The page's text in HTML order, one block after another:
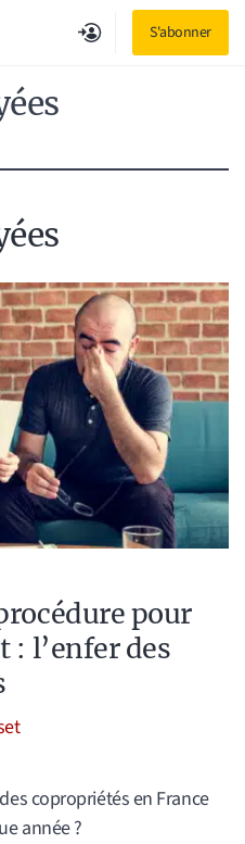
S'abonner
pour
: l’enfer des
copropriétés en France
année ?